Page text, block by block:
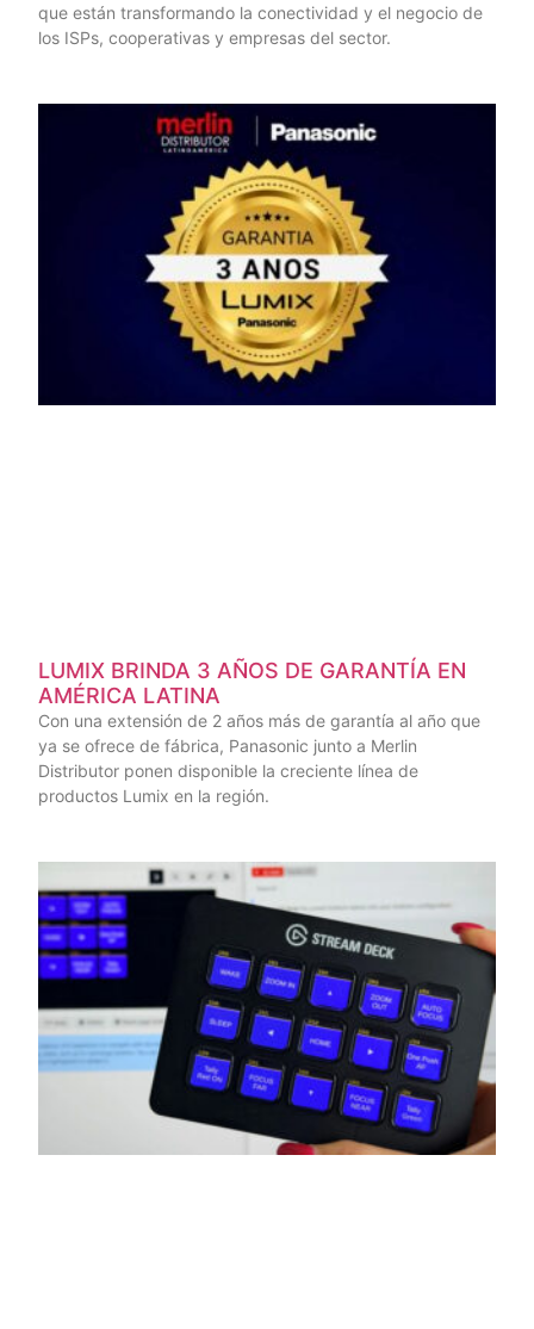
que están transformando la conectividad y el negocio de
los ISPs, cooperativas y empresas del sector.
LUMIX BRINDA 3 AÑOS DE GARANTÍA EN
AMÉRICA LATINA
Con una extensión de 2 años más de garantía al año que
ya se ofrece de fábrica, Panasonic junto a Merlin
Distributor ponen disponible la creciente línea de
productos Lumix en la región.